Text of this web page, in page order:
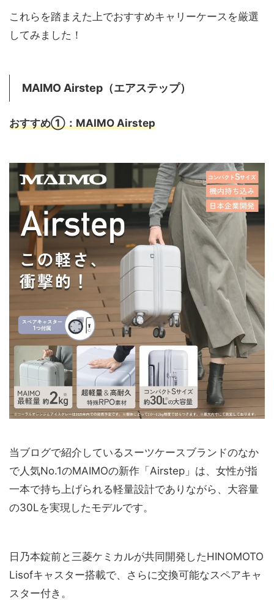
これらを踏まえた上でおすすめキャリーケースを厳選
してみました！
MAIMO Airstep（エアステップ）
おすすめ①：MAIMO Airstep
当ブログで紹介しているスーツケースブランドのなか
で人気No.1のMAIMOの新作「Airstep」は、女性が指
一本で持ち上げられる軽量設計でありながら、大容量
の30Lを実現したモデルです。
日乃本錠前と三菱ケミカルが共同開発したHINOMOTO
Lisofキャスター搭載で、さらに交換可能なスペアキャ
スター付き。